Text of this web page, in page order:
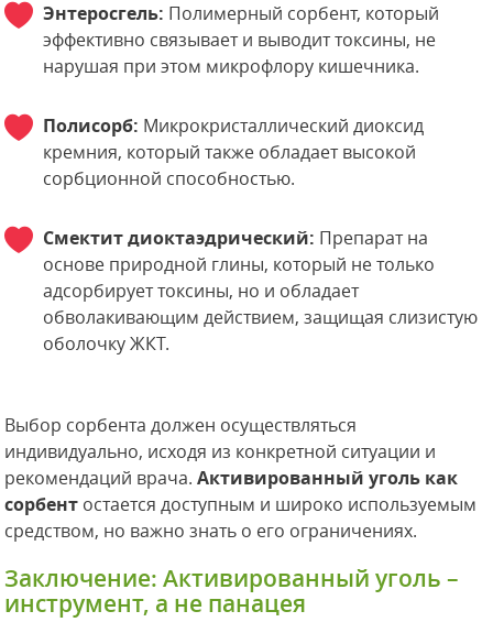
Энтеросгель: Полимерный сорбент, который
эффективно связывает и выводит токсины, не
нарушая при этом микрофлору кишечника.
Полисорб: Микрокристаллический диоксид
кремния, который также обладает высокой
сорбционной способностью.
Смектит диоктаэдрический: Препарат на
основе природной глины, который не только
адсорбирует токсины, но и обладает
обволакивающим действием, защищая слизистую
оболочку ЖКТ.
Выбор сорбента должен осуществляться
индивидуально, исходя из конкретной ситуации и
рекомендаций врача.Активированный уголь как
сорбент остается доступным и широко используемым
средством, но важно знать о его ограничениях.
Заключение: Активированный уголь –
инструмент, а не панацея